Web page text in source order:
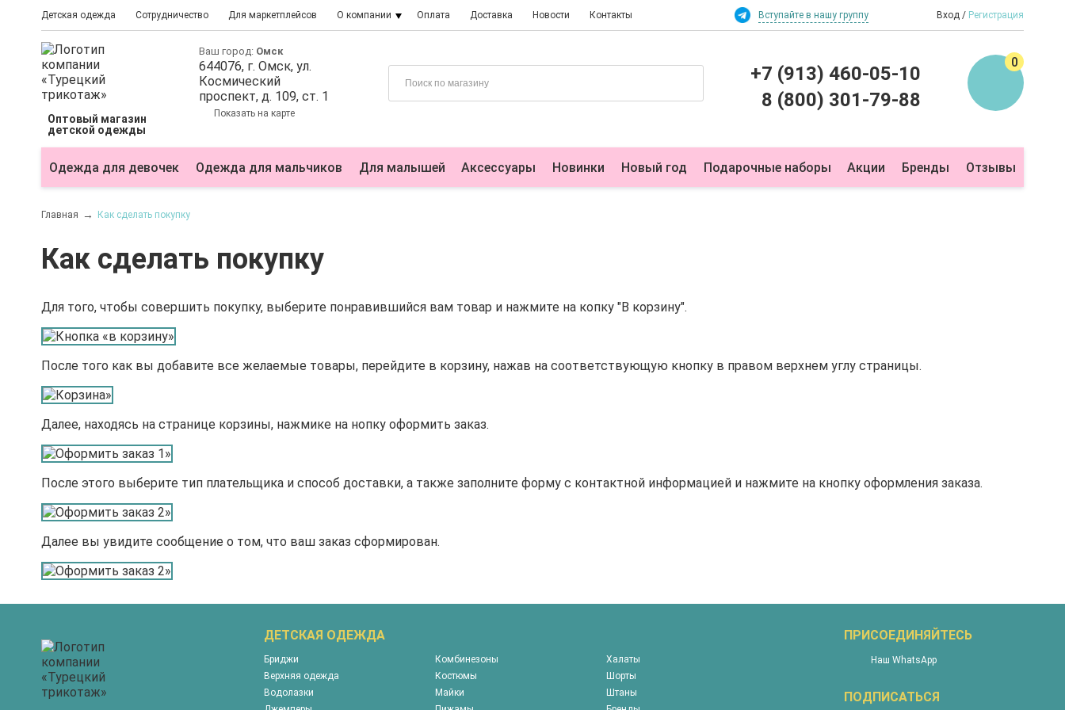
Детская одежда Сотрудничество Для маркетплейсов О компании Оплата Доставка Новости Контакты Вступайте в нашу группу Вход Регистрация
Оптовый магазин
детской одежды
Ваш город: Омск
644076, г. Омск, ул.
Космический
проспект, д. 109, ст. 1
Показать на карте
+7 (913) 460-05-10
8 (800) 301-79-88
0
Одежда для девочек Одежда для мальчиков Для малышей Аксессуары Новинки Новый год Подарочные наборы Акции Бренды Отзывы
Главная Как сделать покупку
Как сделать покупку
Для того, чтобы совершить покупку, выберите понравившийся вам товар и нажмите на копку "В корзину".
После того как вы добавите все желаемые товары, перейдите в корзину, нажав на соответствующую кнопку в правом верхнем углу страницы.
Далее, находясь на странице корзины, нажмике на нопку оформить заказ.
После этого выберите тип плательщика и способ доставки, а также заполните форму с контактной информацией и нажмите на кнопку оформления заказа.
Далее вы увидите сообщение о том, что ваш заказ сформирован.
ДЕТСКАЯ ОДЕЖДА
Бриджи
Верхняя одежда
Водолазки
Комбинезоны
Костюмы
Майки
Халаты
Шорты
Штаны
ПРИСОЕДИНЯЙТЕСЬ
Наш WhatsApp
ПОДПИСАТЬСЯ